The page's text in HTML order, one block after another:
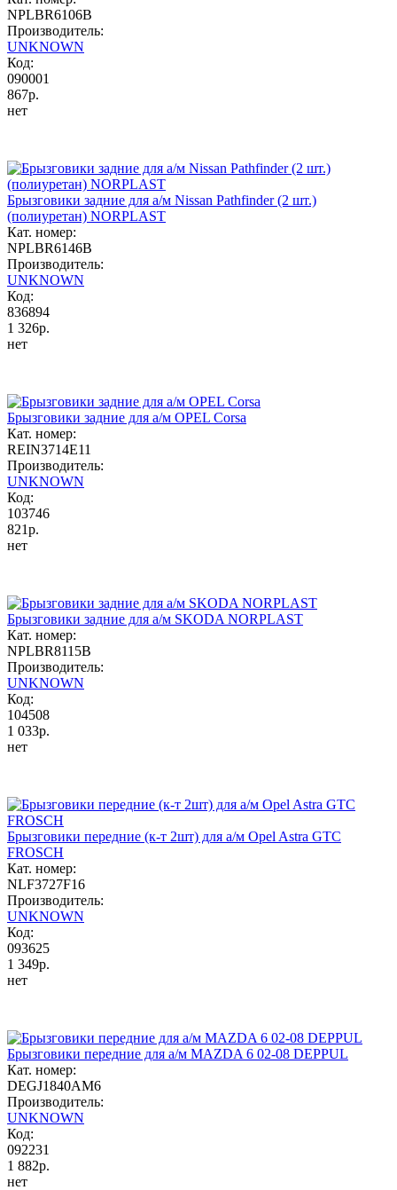
NPLBR6106B
Производитель:
UNKNOWN
Код:
090001
867р.
нет
Брызговики задние для а/м Nissan Pathfinder (2 шт.)
(полиуретан) NORPLAST
Кат. номер:
NPLBR6146B
Производитель:
UNKNOWN
Код:
836894
1 326р.
нет
Брызговики задние для а/м OPEL Corsa
Кат. номер:
REIN3714E11
Производитель:
UNKNOWN
Код:
103746
821р.
нет
Брызговики задние для а/м SKODA NORPLAST
Кат. номер:
NPLBR8115B
Производитель:
UNKNOWN
Код:
104508
1 033р.
нет
Брызговики передние (к-т 2шт) для а/м Opel Astra GTC
FROSCH
Кат. номер:
NLF3727F16
Производитель:
UNKNOWN
Код:
093625
1 349р.
нет
Брызговики передние для а/м MAZDA 6 02-08 DEPPUL
Кат. номер:
DEGJ1840AM6
Производитель:
UNKNOWN
Код:
092231
1 882р.
нет